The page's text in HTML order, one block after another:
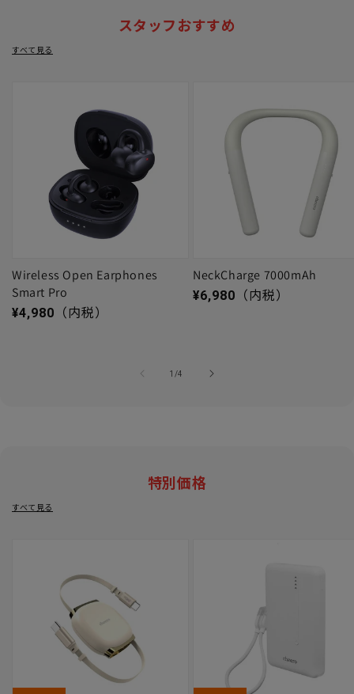
スタッフおすすめ
すべて見る
Wireless Open Earphones
Smart Pro
通常価格
¥4,980 （内税）
NeckCharge 7000mAh
通常価格
¥6,980 （内税）
1 /
の4
特別価格
すべて見る